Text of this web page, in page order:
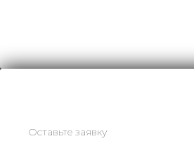
Оставьте заявку